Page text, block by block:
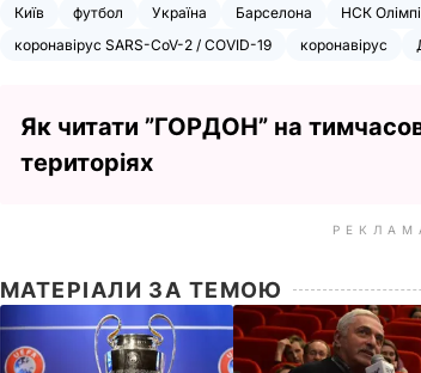
Київ футбол Україна Барселона НСК
коронавірус SARS-CoV-2 / COVID-19
коронавірус
Як читати ”ГОРДОН” на
територіях
МАТЕРІАЛИ ЗА ТЕМОЮ